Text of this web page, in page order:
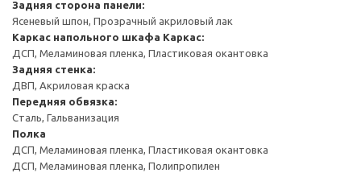
Задняя сторона панели:
Ясеневый шпон, Прозрачный акриловый лак
Каркас напольного шкафа Каркас:
ДСП, Меламиновая пленка, Пластиковая окантовка
Задняя стенка:
ДВП, Акриловая краска
Передняя обвязка:
Сталь, Гальванизация
Полка
ДСП, Меламиновая пленка, Пластиковая окантовка
ДСП, Меламиновая пленка, Полипропилен